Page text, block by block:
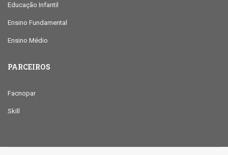
Educação Infantil
Ensino Fundamental
Ensino Médio
PARCEIROS
Facnopar
Skill